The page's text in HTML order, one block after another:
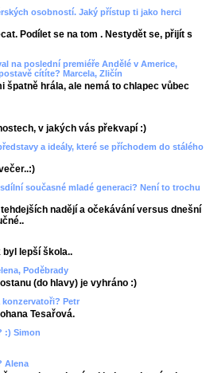
osobností. Jaký přístup ti jako herci
Podílet se na tom . Nestydět se, přijít s
na poslední premiéře Andělé v Americe,
cítíte? Marcela, Zličín
špatně hrála, ale nemá to chlapec vůbec
v jakých vás překvapí :)
a ideály, které se příchodem do stálého
současné mladé generaci? Není to trochu
nadějí a očekávání versus dnešní
byl lepší škola..
Poděbrady
(do hlavy) je vyhráno :)
konzervatoři? Petr
Tesařová.
:) Simon
Alena